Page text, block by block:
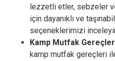
lezzetli etler, sebzeler
için dayanıklı ve
seçeneklerimizi
Kamp Mutfak
kamp mutfak gereçleri